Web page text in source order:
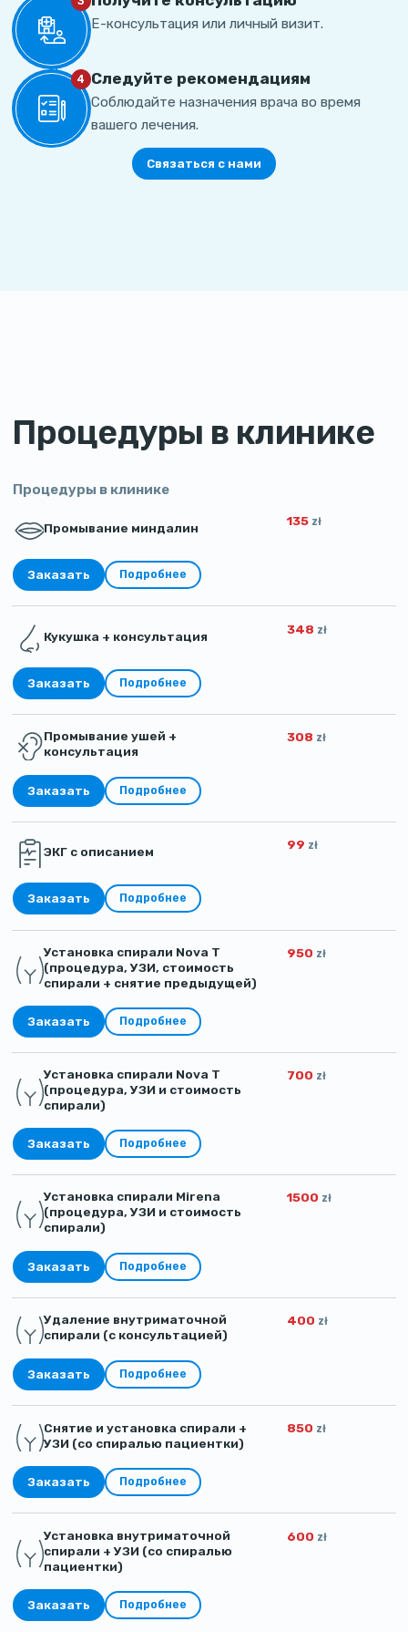
Е-консультация или личный визит.
4 Cледуйте рекомендациям
Соблюдайте назначения врача во время
вашего лечения.
Связаться с нами
Процедуры в клинике
Процедуры в клинике
Промывание миндалин 135 zł
Заказать Подробнее
Кукушка + консультация 348 zł
Заказать Подробнее
Промывание ушей +
консультация
308 zł
Заказать Подробнее
ЭКГ с описанием 99 zł
Заказать Подробнее
Установка спирали Nova T
(процедура, УЗИ, стоимость
спирали + снятие предыдущей)
950 zł
Заказать Подробнее
Установка спирали Nova T
(процедура, УЗИ и стоимость
спирали)
700 zł
Заказать Подробнее
Установка спирали Mirena
(процедура, УЗИ и стоимость
спирали)
1500 zł
Заказать Подробнее
Удаление внутриматочной
спирали (с консультацией)
400 zł
Заказать Подробнее
Снятие и установка спирали +
УЗИ (со спиралью пациентки)
850 zł
Заказать Подробнее
Установка внутриматочной
спирали + УЗИ (со спиралью
пациентки)
600 zł
Заказать Подробнее